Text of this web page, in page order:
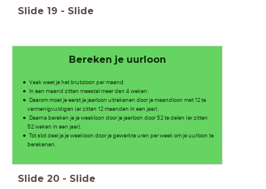
Slide 19 - Slide
Bereken je uurloon
Vaak weet je het brutoloon per maand.
In een maand zitten meestal meer dan 4 weken.
Daarom moet je eerst je jaarloon uitrekenen door je maandloon met 12 te
vermenigvuldigen (er zitten 12 maanden in een jaar).
Daarna bereken je je weekloon door je jaarloon door 52 te delen (er zitten
52 weken in een jaar).
Tot slot deel je je weekloon door je gewerkte uren per week om je uurloon te
berekenen.
Slide 20 - Slide